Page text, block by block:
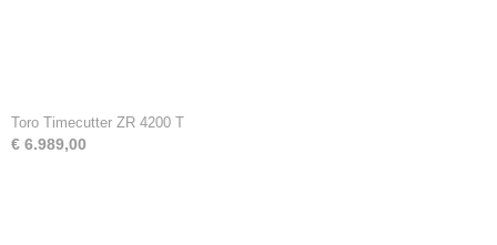
Toro Timecutter ZR 4200 T
€ 6.989,00